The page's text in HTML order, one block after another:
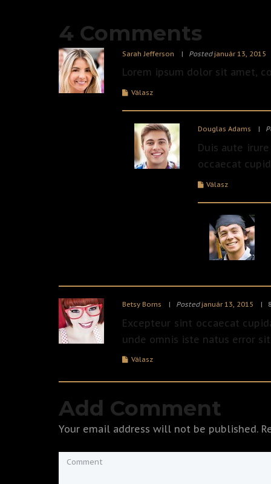
4 Comments
Sarah Jefferson Posted január 13, 2015
Lorem ipsum dolor sit amet,
Válasz
Douglas Adams
Duis aute
occaecat
Válasz
Betsy Borns Posted január 13, 2015
Excepteur sint occaecat
unde omnis iste natus error
Válasz
Add Comment
Your email address will not be published.